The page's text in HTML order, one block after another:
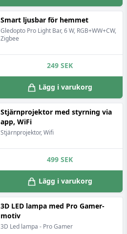
Smart ljusbar för hemmet
Gledopto Pro Light Bar, 6 W, RGB+WW+CW,
Zigbee
249 SEK
Lägg i varukorg
Stjärnprojektor med styrning via
app, WiFi
Stjärnprojektor, Wifi
499 SEK
Lägg i varukorg
3D LED lampa med Pro Gamer-
motiv
3D Led lampa - Pro Gamer